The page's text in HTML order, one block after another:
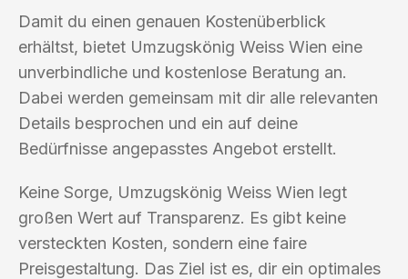
Damit du einen genauen Kostenüberblick
erhältst, bietet Umzugskönig Weiss Wien eine
unverbindliche und kostenlose Beratung an.
Dabei werden gemeinsam mit dir alle relevanten
Details besprochen und ein auf deine
Bedürfnisse angepasstes Angebot erstellt.
Keine Sorge, Umzugskönig Weiss Wien legt
großen Wert auf Transparenz. Es gibt keine
versteckten Kosten, sondern eine faire
Preisgestaltung. Das Ziel ist es, dir ein optimales